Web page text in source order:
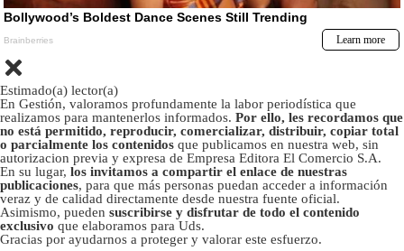
Estimado(a) lector(a)
En Gestión, valoramos profundamente la labor periodística que
realizamos para mantenerlos informados. Por ello, les recordamos que
no está permitido, reproducir, comercializar, distribuir, copiar total
o parcialmente los contenidos que publicamos en nuestra web, sin
autorizacion previa y expresa de Empresa Editora El Comercio S.A.
En su lugar, los invitamos a compartir el enlace de nuestras
publicaciones, para que más personas puedan acceder a información
veraz y de calidad directamente desde nuestra fuente oficial.
Asimismo, pueden suscribirse y disfrutar de todo el contenido
exclusivo que elaboramos para Uds.
Gracias por ayudarnos a proteger y valorar este esfuerzo.